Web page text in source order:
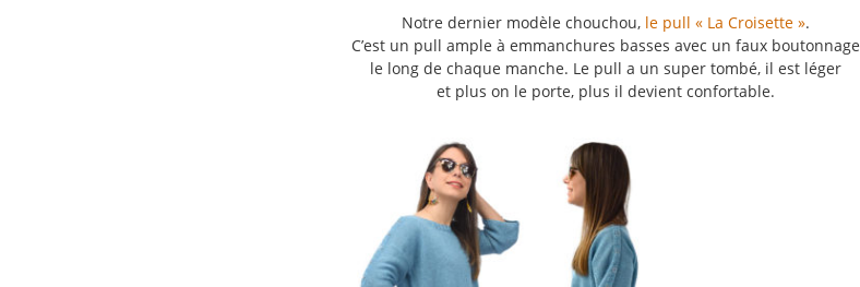
Notre dernier modèle chouchou, le pull « La Croisette ».
C’est un pull ample à emmanchures basses avec un faux boutonnage
le long de chaque manche. Le pull a un super tombé, il est léger
et plus on le porte, plus il devient confortable.